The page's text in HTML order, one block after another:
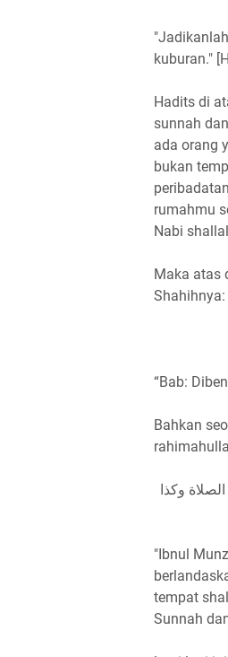
kuburan."
Hadits di
sunnah
ada orang
bukan
rumahmu
Nabi
Maka atas
Shahihnya:
“Bab:
Bahkan
وكذا
"Ibnul
tempat
Sunnah